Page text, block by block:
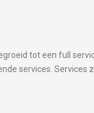
tot een full
services. Services